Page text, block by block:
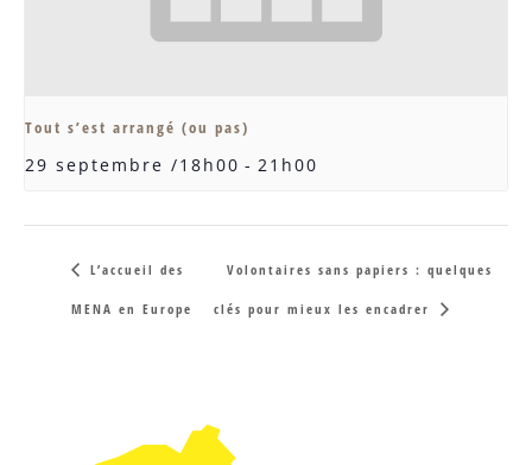
Tout s’est arrangé (ou pas)
29 septembre /18h00 - 21h00
L’accueil des
MENA en Europe
Volontaires sans papiers : quelques
clés pour mieux les encadrer